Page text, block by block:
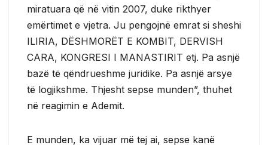
miratuara që në vitin 2007, duke rikthyer
emërtimet e vjetra. Ju pengojnë emrat si sheshi
ILIRIA, DËSHMORËT E KOMBIT, DERVISH
CARA, KONGRESI I MANASTIRIT etj. Pa asnjë
bazë të qëndrueshme juridike. Pa asnjë arsye
të logjikshme. Thjesht sepse munden”, thuhet
në reagimin e Ademit.
E munden, ka vijuar më tej ai, sepse kanë